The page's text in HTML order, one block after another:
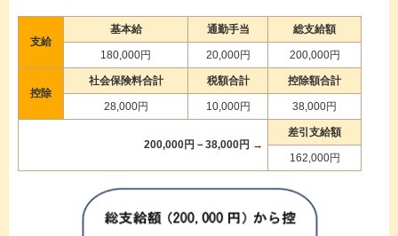
支給
基本給 通勤手当 総支給額
180,000円 20,000円 200,000円
控除
社会保険料合計 税額合計 控除額合計
28,000円 10,000円 38,000円
200,000円－38,000円 →
差引支給額
162,000円